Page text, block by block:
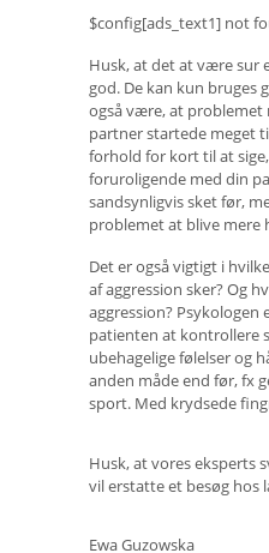
$config[ads_text1] not
Husk, at det at være sur
god. De kan kun bruges
også være, at problemet
partner startede meget
forhold for kort til at
foruroligende med din
sandsynligvis sket før,
problemet at blive mere
Det er også vigtigt i
af aggression sker? Og
aggression?
patienten at kontrollere
ubehagelige følelser og
anden måde end før, fx
sport. Med krydsede
Husk, at vores eksperts
vil erstatte et besøg hos
Ewa Guzowska